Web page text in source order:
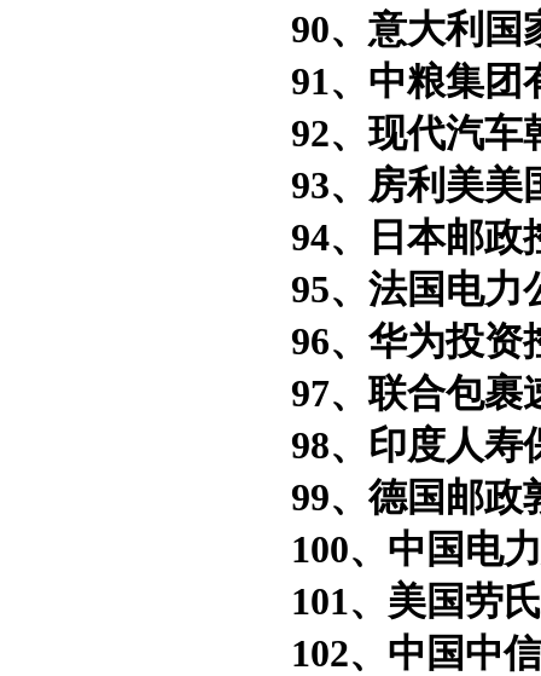
90、意大利国
91、中粮集团
92、现代汽车
93、房利美美
94、日本邮政
95、法国电力
96、华为投资
97、联合包裹
98、印度人寿
99、德国邮政
100、中国电力
101、美国劳氏
102、中国中信